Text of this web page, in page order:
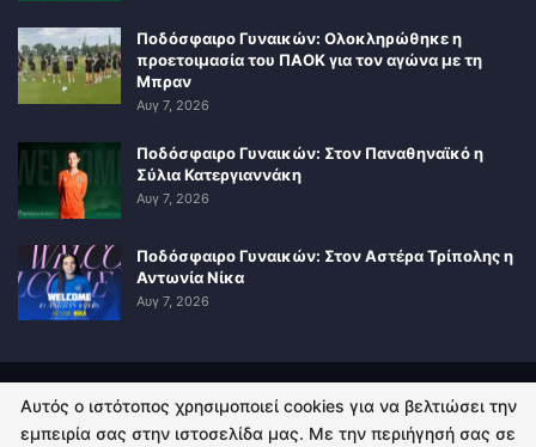
Ποδόσφαιρο Γυναικών: Ολοκληρώθηκε η
προετοιμασία του ΠΑΟΚ για τον αγώνα με τη
Μπραν
Αυγ 7, 2026
Ποδόσφαιρο Γυναικών: Στον Παναθηναϊκό η
Σύλια Κατεργιαννάκη
Αυγ 7, 2026
Ποδόσφαιρο Γυναικών: Στον Αστέρα Τρίπολης η
Αντωνία Νίκα
Αυγ 7, 2026
ΠΟΛΙΤΙΚΗ ΑΠΟΡΡΗΤΟΥ ΕΠΙΚΟΙΝΩΝΙΑ
Αυτός ο ιστότοπος χρησιμοποιεί cookies για να βελτιώσει την
εμπειρία σας στην ιστοσελίδα μας. Με την περιήγησή σας σε